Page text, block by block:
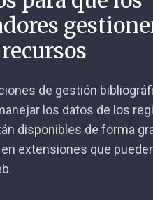
de gestión
los datos de los
disponibles de forma
extensiones que